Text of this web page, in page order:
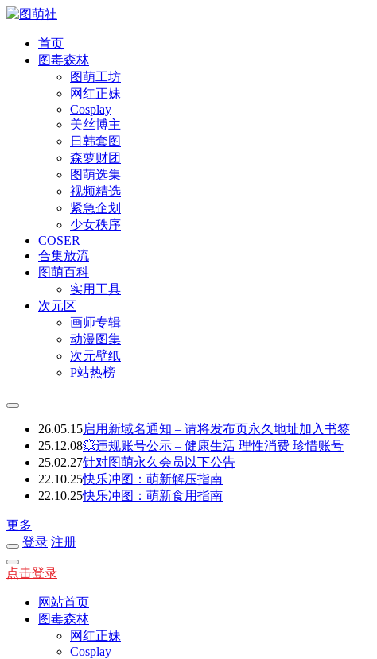
首页
图毒森林
图萌工坊
网红正妹
Cosplay
美丝博主
日韩套图
森萝财团
图萌选集
视频精选
紧急企划
少女秩序
COSER
合集放流
图萌百科
实用工具
次元区
画师专辑
动漫图集
次元壁纸
P站热榜
26.05.15启用新域名通知 – 请将发布页永久地址加入书签
25.12.08💥违规账号公示 – 健康生活 理性消费 珍惜账号
25.02.27针对图萌永久会员以下公告
22.10.25快乐冲图：萌新解压指南
22.10.25快乐冲图：萌新食用指南
更多
登录 注册
点击登录
网站首页
图毒森林
网红正妹
Cosplay